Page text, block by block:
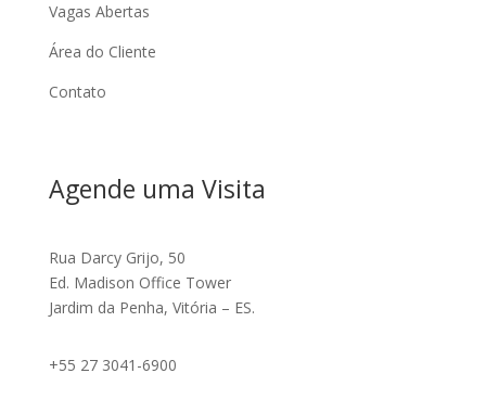
Vagas Abertas
Área do Cliente
Contato
Agende uma Visita
Rua Darcy Grijo, 50
Ed. Madison Office Tower
Jardim da Penha, Vitória – ES.
+55 27 3041-6900